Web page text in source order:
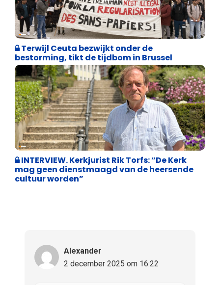
Asiel en Migratie
Terwijl Ceuta bezwijkt onder de
bestorming, tikt de tijdbom in Brussel
Weekblad 't Pallieterke
INTERVIEW. Kerkjurist Rik Torfs: “De Kerk
mag geen dienstmaagd van de heersende
cultuur worden”
Alexander
2 december 2025 om 16:22